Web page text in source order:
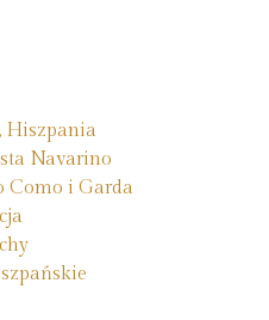
Hiszpania
Navarino
Como i Garda